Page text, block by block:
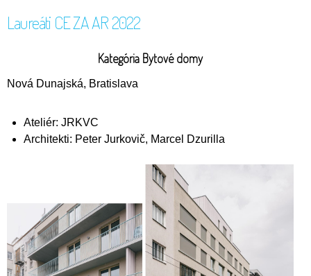
Laureáti CE ZA AR 2022
Kategória Bytové domy
Nová Dunajská, Bratislava
Ateliér: JRKVC
Architekti: Peter Jurkovič, Marcel Dzurilla